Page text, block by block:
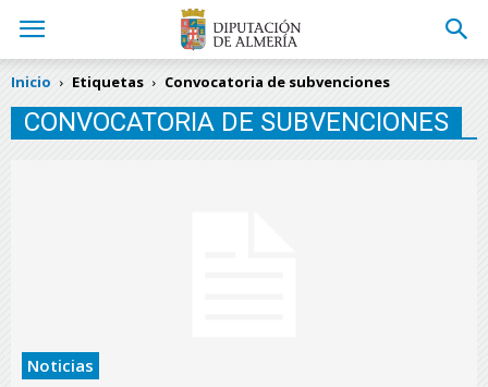
Inicio Etiquetas Convocatoria de subvenciones
CONVOCATORIA DE SUBVENCIONES
Noticias